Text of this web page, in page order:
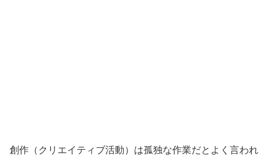
創作（クリエイティブ活動）は孤独な作業だとよく言われ